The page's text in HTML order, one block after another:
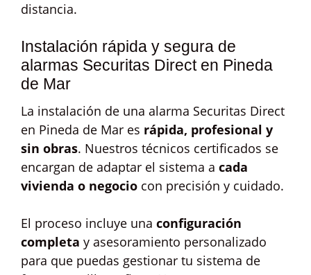
distancia.
Instalación rápida y segura de
alarmas Securitas Direct en Pineda
de Mar
La instalación de una alarma Securitas Direct
en Pineda de Mar es rápida, profesional y
sin obras. Nuestros técnicos certificados se
encargan de adaptar el sistema a cada
vivienda o negocio con precisión y cuidado.
El proceso incluye una configuración
completa y asesoramiento personalizado
para que puedas gestionar tu sistema de